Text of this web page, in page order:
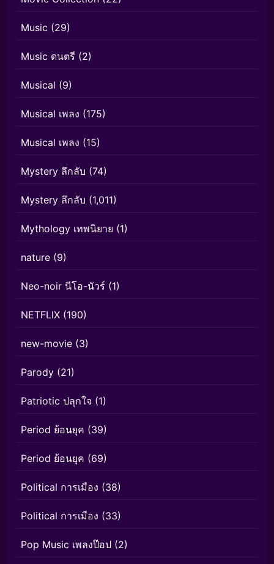
Music (29)
Music ดนตรี (2)
Musical (9)
Musical เพลง (175)
Musical เพลง (15)
Mystery ลึกลับ (74)
Mystery ลึกลับ (1,011)
Mythology เทพนิยาย (1)
nature (9)
Neo-noir นีโอ-นัวร์ (1)
NETFLIX (190)
new-movie (3)
Parody (21)
Patriotic ปลุกใจ (1)
Period ย้อนยุค (39)
Period ย้อนยุค (69)
Political การเมือง (38)
Political การเมือง (33)
Pop Music เพลงป๊อป (2)